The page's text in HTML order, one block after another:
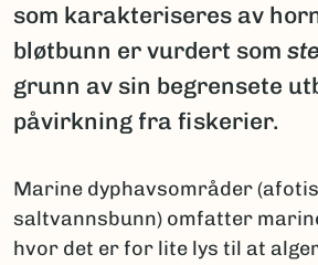
som karakteriseres av
bløtbunn er vurdert som
grunn av sin begrensete
påvirkning fra fiskerier.
Marine dyphavsområder
saltvannsbunn) omfatter
hvor det er for lite lys til at